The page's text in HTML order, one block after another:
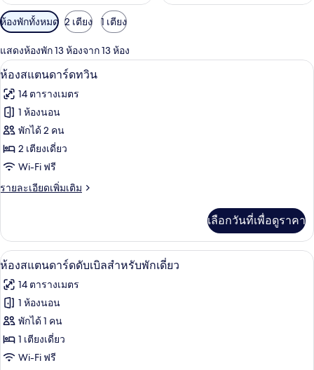
ตัว
กรอง
ที่
มี
ให้
สำหรับ
ห้อง
พัก
ห้องพักทั้งหมด 2 เตียง 1 เตียง
แสดงห้องพัก 13 ห้องจาก 13 ห้อง
เปิด
ภาพถ่าย
ทั้งหมด
ของ
ห้อง
สแตนดาร์ด
ทวิน
โต๊ะทำงาน, ผ้าม่านกันแสง, เปล/เตียง
1
ห้องสแตนดาร์ดทวิน
14 ตารางเมตร
1 ห้องนอน
พักได้ 2 คน
2 เตียงเดี่ยว
Wi-Fi ฟรี
รายละเอียดเพิ่มเติม
ราย
เกี่ยว
กับ
ห้อง
ทวิ
น
เลือกวันที่เพื่อดูราคา
เปิด
ภาพถ่าย
ทั้งหมด
ของ
ห้อง
สแตนดาร์ด
โต๊ะทำงาน, ผ้าม่านกันแสง, เปล/เตียง
1
ห้องสแตนดาร์ดดับเบิลสำหรับพักเดี่ยว
14 ตารางเมตร
1 ห้องนอน
พักได้ 1 คน
1 เตียงเดี่ยว
Wi-Fi ฟรี